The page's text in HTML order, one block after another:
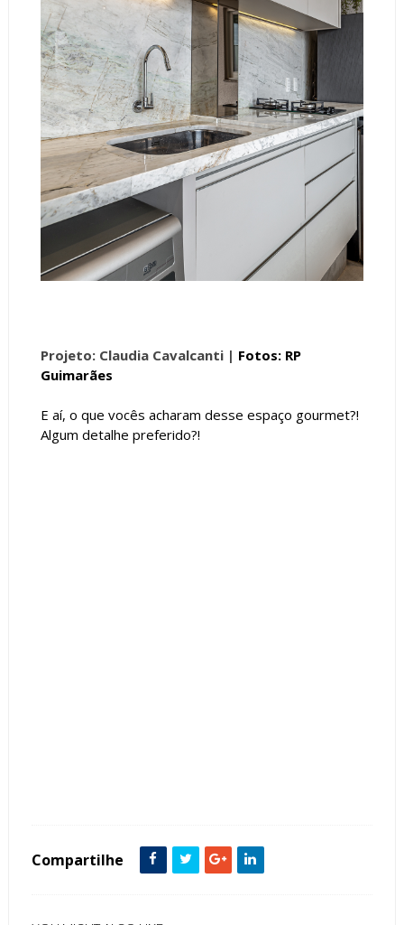
Projeto: Claudia Cavalcanti | Fotos: RP
Guimarães
E aí, o que vocês acharam desse espaço gourmet?!
Algum detalhe preferido?!
Compartilhe